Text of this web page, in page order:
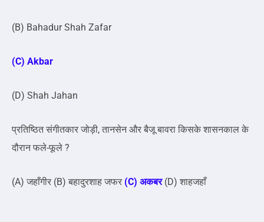
(B) Bahadur Shah Zafar
(C) Akbar
(D) Shah Jahan
प्रतिष्ठित संगीतकार जोड़ी, तानसेन और बैजू बावरा किसके शासनकाल के
दौरान फले-फूले ?
(A) जहाँगीर (B) बहादुरशाह जफर (C) अकबर(D) शाहजहाँ